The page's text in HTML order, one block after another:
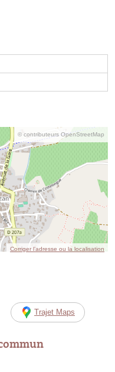
© contributeurs OpenStreetMap
Corriger l’adresse ou la localisation
Trajet Maps